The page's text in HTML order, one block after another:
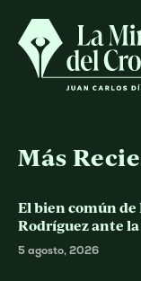
Más
El bien común de
Rodríguez ante
5 agosto, 2026